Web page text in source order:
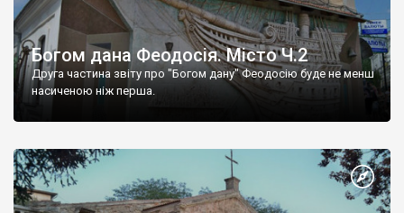
Богом дана Феодосія. Місто Ч.2
Друга частина звіту про "Богом дану" Феодосію буде не менш
насиченою ніж перша.